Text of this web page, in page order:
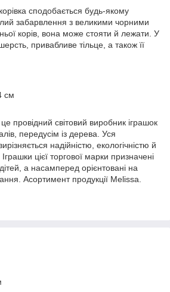
сподобається будь-якому
забарвлення з великими чорними
корів, вона може стояти й лежати. У
привабливе тільце, а також її
см
провідний світовий виробник іграшок
передусім із дерева. Уся
надійністю, екологічністю й
цієї торгової марки призначені
а насамперед орієнтовані на
Асортимент продукції Melissa.